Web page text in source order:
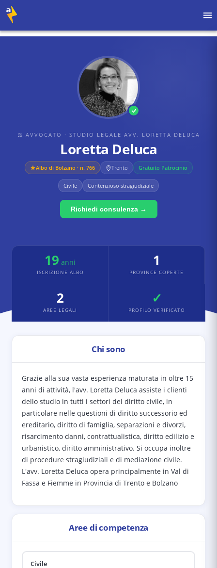
⚖ AVVOCATO · STUDIO LEGALE AVV. LORETTA DELUCA
Loretta Deluca
Albo di Bolzano · n. 766 Trento Gratuito Patrocinio
Civile Contenzioso stragiudiziale
Richiedi consulenza →
19 anni
ISCRIZIONE ALBO
1
PROVINCE COPERTE
2
AREE LEGALI
✓
PROFILO VERIFICATO
Chi sono
Grazie alla sua vasta esperienza maturata in oltre 15
anni di attività, l'avv. Loretta Deluca assiste i clienti
dello studio in tutti i settori del diritto civile, in
particolare nelle questioni di diritto successorio ed
ereditario, diritto di famiglia, separazioni e divorzi,
risarcimento danni, contrattualistica, diritto edilizio e
urbanistico, diritto amministrativo. Si occupa inoltre
di procedure stragiudiziali e di mediazione civile.
L'avv. Loretta Deluca opera principalmente in Val di
Fassa e Fiemme in Provincia di Trento e Bolzano
Aree di competenza
Civile